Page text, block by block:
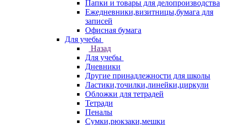
Папки и товары для делопроизводства
Ежедневники,визитницы,бумага для
записей
Офисная бумага
Для учебы
Назад
Для учебы
Дневники
Другие принадлежности для школы
Ластики,точилки,линейки,циркули
Обложки для тетрадей
Тетради
Пеналы
Сумки,рюкзаки,мешки